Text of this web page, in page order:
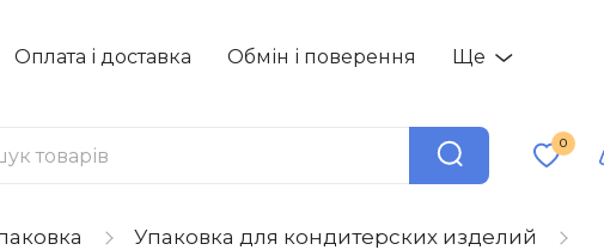
Оплата і доставка Обмін і поверення Ще
0
Упаковка для кондитерских изделий